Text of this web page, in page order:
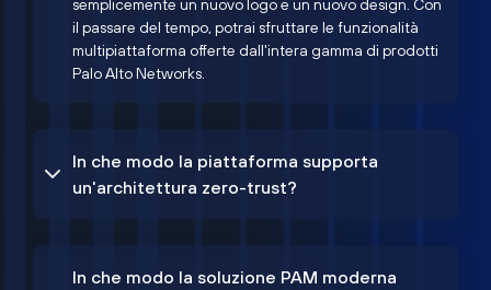
semplicemente un nuovo logo e un nuovo design. Con
il passare del tempo, potrai sfruttare le funzionalità
multipiattaforma offerte dall'intera gamma di prodotti
Palo Alto Networks.
In che modo la piattaforma supporta
un'architettura zero-trust?
In che modo la soluzione PAM moderna